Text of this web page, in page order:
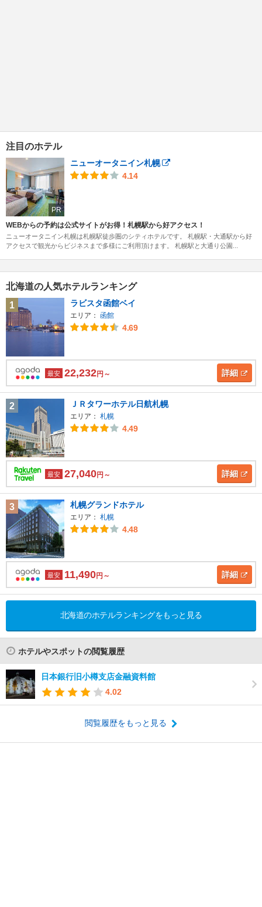
注目のホテル
PR
ニューオータニイン札幌
4.14
WEBからの予約は公式サイトがお得！札幌駅から好アクセス！
ニューオータニイン札幌は札幌駅徒歩圏のシティホテルです。 札幌駅・大通駅から好
アクセスで観光からビジネスまで多様にご利用頂けます。 札幌駅と大通り公園...
北海道の人気ホテルランキング
1
ラビスタ函館ベイ
エリア： 函館
4.69
最安 22,232円～ 詳細
2 ＪＲタワーホテル日航札幌
エリア： 札幌
4.49
最安 27,040円～ 詳細
3 札幌グランドホテル
エリア： 札幌
4.48
最安 11,490円～ 詳細
北海道のホテルランキングをもっと見る
ホテルやスポットの閲覧履歴
日本銀行旧小樽支店金融資料館
4.02
閲覧履歴をもっと見る